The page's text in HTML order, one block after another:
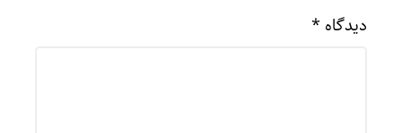
دیدگاه *